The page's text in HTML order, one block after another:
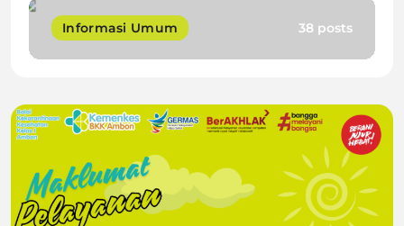
Informasi Umum 38 posts